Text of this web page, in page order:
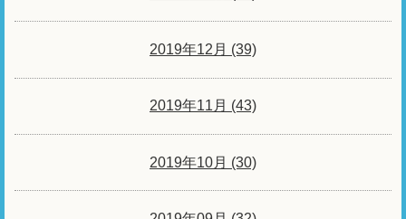
2019年12月 (39)
2019年11月 (43)
2019年10月 (30)